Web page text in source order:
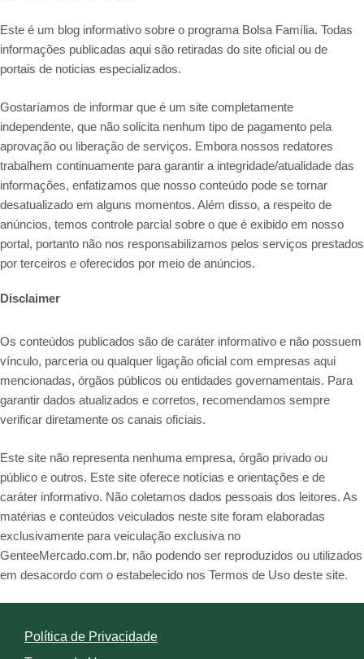
Este é um blog informativo sobre o programa Bolsa Família. Todas
informações publicadas aqui são retiradas do site oficial ou de
portais de noticias especializados.
Gostaríamos de informar que é um site completamente
independente, que não solicita nenhum tipo de pagamento pela
aprovação ou liberação de serviços. Embora nossos redatores
trabalhem continuamente para garantir a integridade/atualidade das
informações, enfatizamos que nosso conteúdo pode se tornar
desatualizado em alguns momentos. Além disso, a respeito de
anúncios, temos controle parcial sobre o que é exibido em nosso
portal, portanto não nos responsabilizamos pelos serviços prestados
por terceiros e oferecidos por meio de anúncios.
Disclaimer
Os conteúdos publicados são de caráter informativo e não possuem
vínculo, parceria ou qualquer ligação oficial com empresas aqui
mencionadas, órgãos públicos ou entidades governamentais. Para
garantir dados atualizados e corretos, recomendamos sempre
verificar diretamente os canais oficiais.
Este site não representa nenhuma empresa, órgão privado ou
público e outros. Este site oferece notícias e orientações e de
caráter informativo. Não coletamos dados pessoais dos leitores. As
matérias e conteúdos veiculados neste site foram elaboradas
exclusivamente para veiculação exclusiva no
GenteeMercado.com.br, não podendo ser reproduzidos ou utilizados
em desacordo com o estabelecido nos Termos de Uso deste site.
Política de Privacidade